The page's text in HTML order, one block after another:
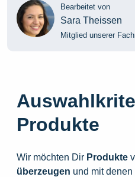
Bearbeitet von
Sara Theissen
Mitglied unserer
Produkte
Wir möchten Dir Produkte
überzeugen und mit